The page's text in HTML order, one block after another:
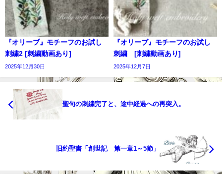
『オリーブ』モチーフのお試し
刺繍2 [刺繍動画あり]
2025年12月30日
『オリーブ』モチーフのお試し
刺繍 [刺繍動画あり]
2025年12月7日
聖句の刺繍完了と、途中経過への再突入。
旧約聖書「創世記 第一章1～5節」